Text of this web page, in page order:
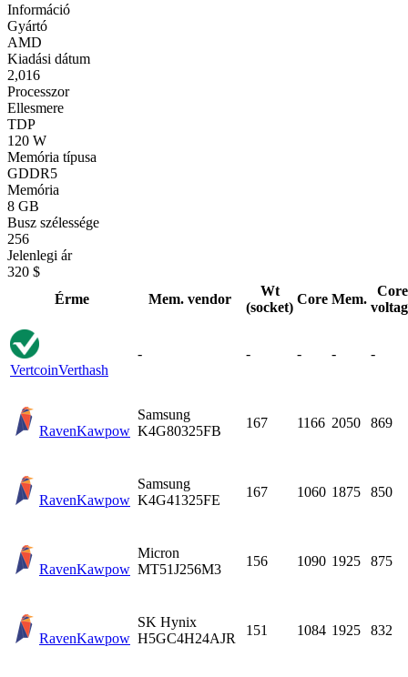
Információ
Gyártó
AMD
Kiadási dátum
2,016
Processzor
Ellesmere
TDP
120 W
Memória típusa
GDDR5
Memória
8 GB
Busz szélessége
256
Jelenlegi ár
320 $
Érme
Mem. vendor
Wt
(socket)
Core Mem.
Core
VertcoinVerthash
- - - - -
RavenKawpow
Samsung
K4G80325FB
167 1166 2050 869
RavenKawpow
Samsung
K4G41325FE
167 1060 1875 850
RavenKawpow
Micron
MT51J256M3
156 1090 1925 875
RavenKawpow
SK Hynix
H5GC4H24AJR
151 1084 1925 832